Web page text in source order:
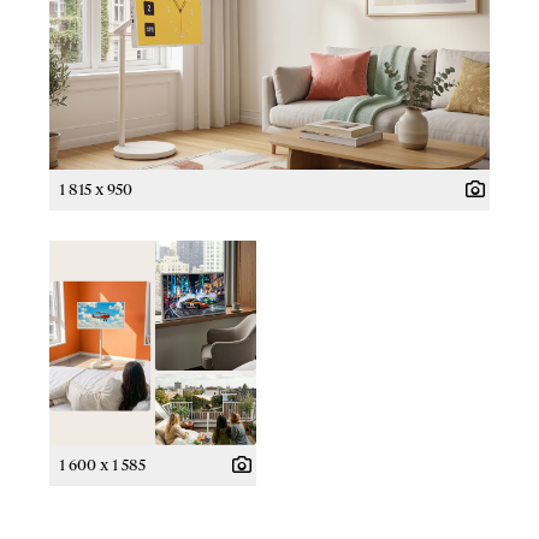
1 815 x 950
1 600 x 1 585